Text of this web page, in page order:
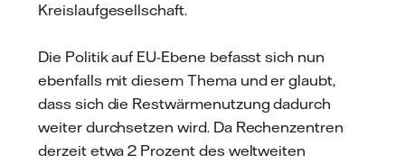
Kreislaufgesellschaft.
Die Politik auf EU-Ebene befasst sich nun
ebenfalls mit diesem Thema und er glaubt,
dass sich die Restwärmenutzung dadurch
weiter durchsetzen wird. Da Rechenzentren
derzeit etwa 2 Prozent des weltweiten